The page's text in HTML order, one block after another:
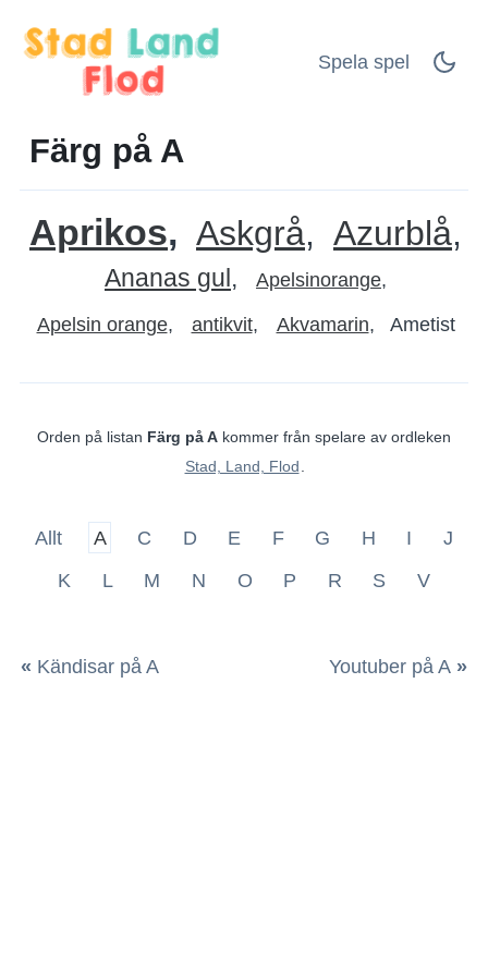
Spela spel
Färg på A
Aprikos Askgrå Azurblå
Ananas gul Apelsinorange
Apelsin orange antikvit Akvamarin Ametist
Orden på listan Färg på A kommer från spelare av ordleken
Stad, Land, Flod
Allt A C D E F G H I
J
K
L M N O P R S V
« Kändisar på A Youtuber på A »